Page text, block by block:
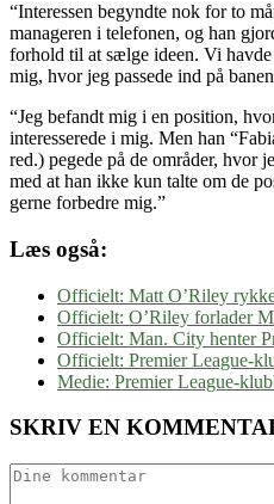
“Interessen begyndte nok for to
manageren i telefonen, og han
forhold til at sælge ideen. Vi
mig, hvor jeg passede ind på
“Jeg befandt mig i en position,
interesserede i mig. Men han
red.) pegede på de områder, hvor
med at han ikke kun talte om de
gerne forbedre mig.”
Læs også:
Officielt: Matt O’Riley
Officielt: O’Riley forlader
Officielt: Man. City henter
Officielt: Premier League-
Medie: Premier League-
SKRIV EN